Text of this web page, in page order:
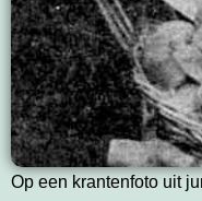
Op een krantenfoto uit